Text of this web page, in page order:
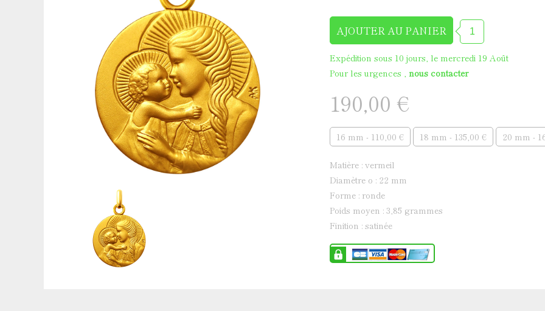
Médaille de baptême Symboles
Gravures pour médailles
Réparation de médailles
Quelle médaille pour un baptême ?
Quelle taille pour une médaille ?
Que faire graver au dos de sa médaille ?
Expédition sous 10 jours, le mercredi 19 Août
Pour les urgences , nous contacter
190,00 €
16 mm - 110,00 € 18 mm - 135,00 € 20 mm -
matière : vermeil
diamètre ø : 22 mm
forme : ronde
poids moyen : 3,85 grammes
finition : satinée